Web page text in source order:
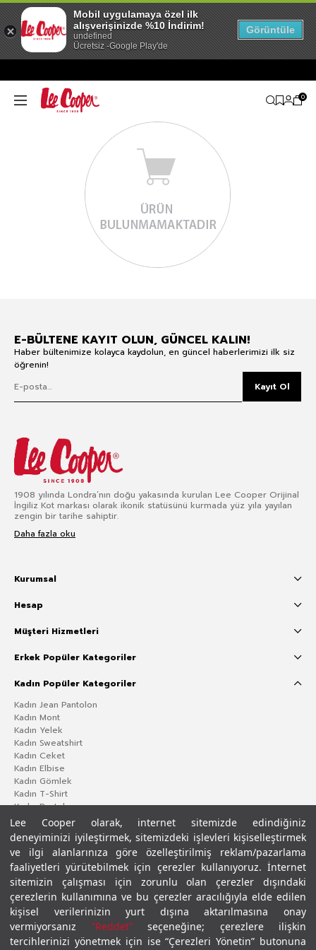
Lee Cooper olarak, internet sitemizde edindiğiniz
deneyiminizi iyileştirmek, sitemizdeki işlevleri kişiselleştirmek
ve ilgi alanlarınıza göre özelleştirilmiş reklam/pazarlama
faaliyetleri yürütebilmek için çerezler kullanıyoruz. İnternet
sitemizin çalışması için zorunlu olan çerezler dışındaki
çerezlerin kullanımına ve bu çerezler aracılığıyla elde edilen
kişisel verilerinizin yurt dışına aktarılmasına onay
vermiyorsanız “Reddet”seçeneğine; çerezlere ilişkin
tercihlerinizi yönetmek için ise “Çerezleri Yönetin” butonuna
0
E-BÜLTENE KAYIT OLUN, GÜNCEL KALIN!
Haber bültenimize kolayca kaydolun, en güncel haberlerimizi ilk siz
öğrenin!
Kayıt Ol
1908 yılında Londra’nın doğu yakasında kurulan Lee Cooper Orijinal
İngiliz Kot markası olarak ikonik statüsünü kurmada yüz yıla yayılan
zengin bir tarihe sahiptir.
Daha fazla oku
Kurumsal
Hesap
Müşteri Hizmetleri
Erkek Popüler Kategoriler
Kadın Popüler Kategoriler
Kadın Jean Pantolon
Kadın Mont
Kadın Yelek
Kadın Sweatshirt
Kadın Ceket
Kadın Elbise
Kadın Gömlek
Kadın T-Shirt
Kadın Pantolon
Gizlilik PolitikasıÇerez PolitikasıKVKK Aydınlatma MetniŞartlar ve Koşullar
Mobil uygulamaya özel ilk
alışverişinizde %10 İndirim!
undefined
Ücretsiz -Google Play'de
Görüntüle